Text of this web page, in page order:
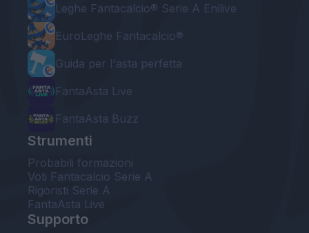
Leghe Fantacalcio® Serie A Enilive
EuroLeghe Fantacalcio®
Guida per l'asta perfetta
FantaAsta Live
FantaAsta Buzz
Strumenti
Probabili formazioni
Voti Fantacalcio Serie A
Rigoristi Serie A
FantaAsta Live
Supporto